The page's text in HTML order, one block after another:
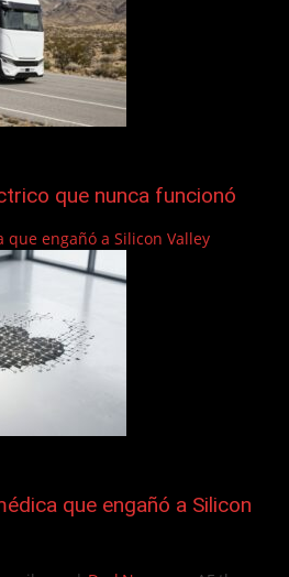
que nunca funcionó
engañó a Silicon Valley
que engañó a Silicon